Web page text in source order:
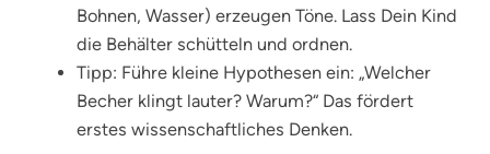
Bohnen, Wasser) erzeugen Töne. Lass Dein Kind
die Behälter schütteln und ordnen.
Tipp: Führe kleine Hypothesen ein: „Welcher
Becher klingt lauter? Warum?“ Das fördert
erstes wissenschaftliches Denken.